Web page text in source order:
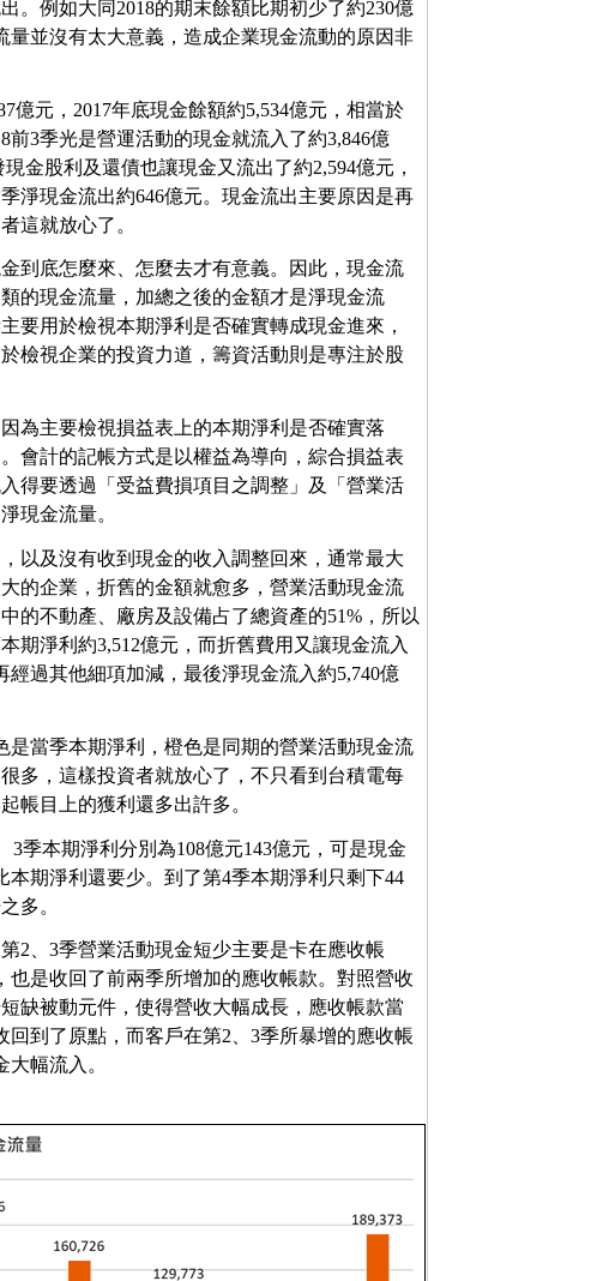
。例如大同2018的期末餘額比期初少了約230億
並沒有太大意義，造成企業現金流動的原因非
億元，2017年底現金餘額約5,534億元，相當於
3季光是營運活動的現金就流入了約3,846億
金股利及還債也讓現金又流出了約2,594億元，
淨現金流出約646億元。現金流出主要原因是再
這就放心了。
到底怎麼來、怎麼去才有意義。因此，現金流
的現金流量，加總之後的金額才是淨現金流
要用於檢視本期淨利是否確實轉成現金進來，
檢視企業的投資力道，籌資活動則是專注於股
為主要檢視損益表上的本期淨利是否確實落
會計的記帳方式是以權益為導向，綜合損益表
得要透過「受益費損項目之調整」及「營業活
現金流量。
以及沒有收到現金的收入調整回來，通常最大
的企業，折舊的金額就愈多，營業活動現金流
的不動產、廠房及設備占了總資產的51%，所以
期淨利約3,512億元，而折舊費用又讓現金流入
經過其他細項加減，最後淨現金流入約5,740億
當季本期淨利，橙色是同期的營業活動現金流
多，這樣投資者就放心了，不只看到台積電每
帳目上的獲利還多出許多。
3季本期淨利分別為108億元143億元，可是現金
期淨利還要少。到了第4季本期淨利只剩下44
多。
2、3季營業活動現金短少主要是卡在應收帳
是收回了前兩季所增加的應收帳款。對照營收
缺被動元件，使得營收大幅成長，應收帳款當
到了原點，而客戶在第2、3季所暴增的應收帳
幅流入。